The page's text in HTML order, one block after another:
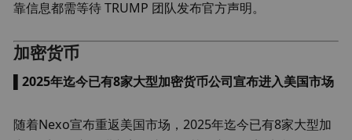
靠信息都需等待 TRUMP 团队发布官方声明。
加密货币
▌2025年迄今已有8家大型加密货币公司宣布进入美国市场
随着Nexo宣布重返美国市场，2025年迄今已有8家大型加